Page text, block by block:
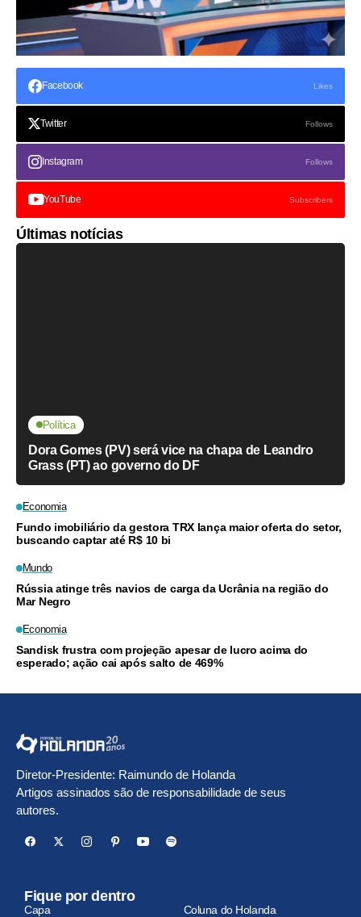
Facebook Likes
Twitter Follows
Instagram Follows
YouTube Subscribers
Últimas notícias
Política
Dora Gomes (PV) será vice na chapa de Leandro
Grass (PT) ao governo do DF
Economia
Fundo imobiliário da gestora TRX lança maior oferta do setor,
buscando captar até R$ 10 bi
Mundo
Rússia atinge três navios de carga da Ucrânia na região do
Mar Negro
Economia
Sandisk frustra com projeção apesar de lucro acima do
esperado; ação cai após salto de 469%
Diretor-Presidente: Raimundo de Holanda
Artigos assinados são de responsabilidade de seus
autores.
Fique por dentro
Capa Coluna do Holanda